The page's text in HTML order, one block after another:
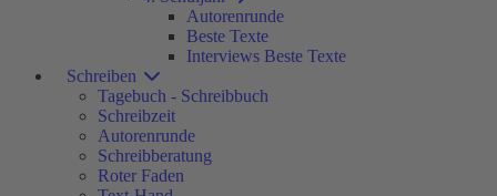
Autorenrunde
Beste Texte
Interviews Beste Texte
Schreiben
Tagebuch - Schreibbuch
Schreibzeit
Autorenrunde
Schreibberatung
Roter Faden